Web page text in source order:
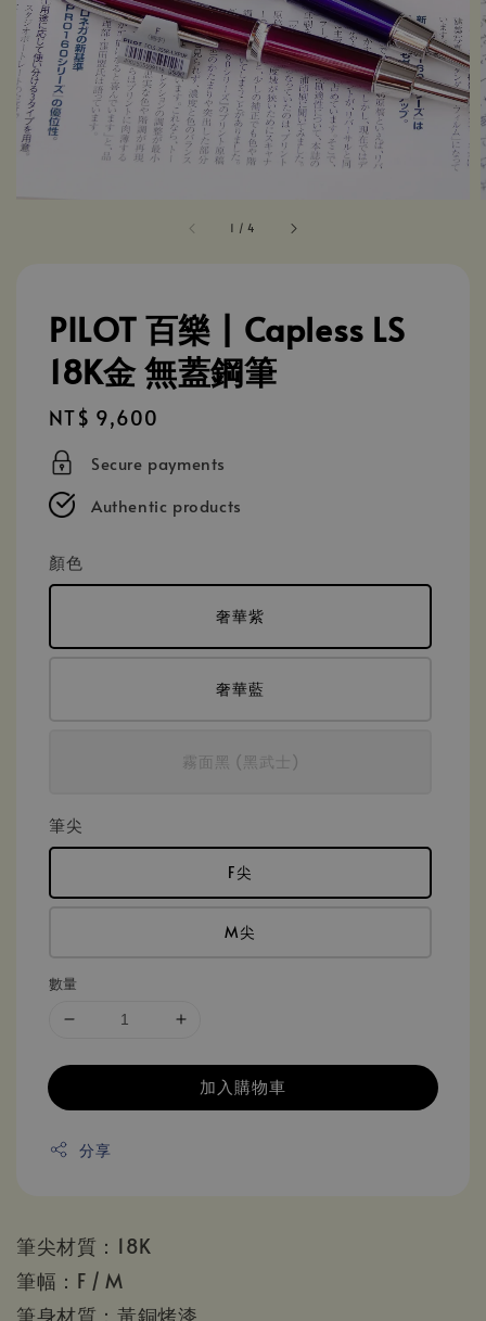
1 /4
PILOT 百樂 | Capless LS
18K金 無蓋鋼筆
Regular
price
NT$ 9,600
Secure payments
Authentic products
顏色
奢華紫
奢華藍
霧面黑 (黑武士)
筆尖
F尖
M尖
數量
加入購物車
分享
筆尖材質：18K
筆幅：F / M
筆身材質：黃銅烤漆